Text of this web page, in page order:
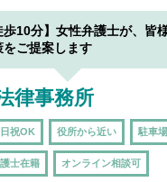
歩10分】女性弁護士が、皆
ご提案します
律事務所
祝OK 役所から近い 駐車
士在籍 オンライン相談可